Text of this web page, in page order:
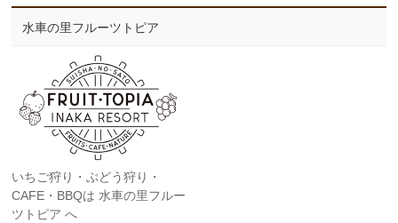
水車の里フルーツトピア
いちご狩り・ぶどう狩り・
CAFE・BBQは 水車の里フルー
ツトピア へ